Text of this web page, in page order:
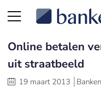
Online betalen
uit straatbeeld
19 maart 2013